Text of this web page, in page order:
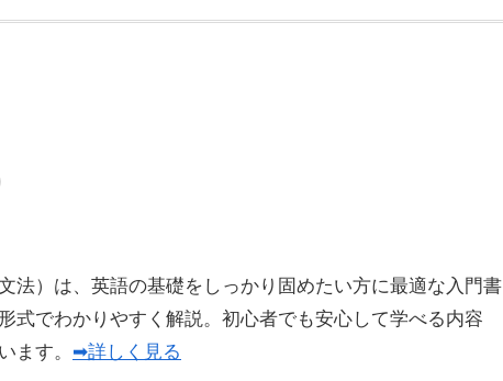
法）は、英語の基礎をしっかり固めたい方に最適な入門書
式でわかりやすく解説。初心者でも安心して学べる内容
ます。 ➡詳しく見る